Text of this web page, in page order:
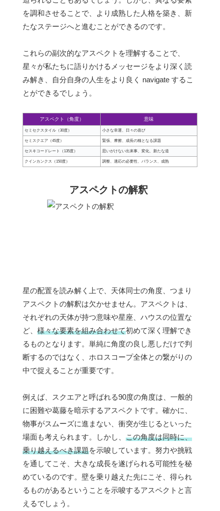
を調和させることで、より成熟した人格を築き、新
たなステージへと進むことができるのです。
これらの副次的なアスペクトを理解することで、
星々が私たちに語りかけるメッセージをより深く読
み解き、自分自身の人生をより良く navigate するこ
とができるでしょう。
アスペクト（角度） 意味
セミセクスタイル（30度） 小さな幸運、日々の喜び
セミスクエア（45度） 緊張、摩擦、成長の糧となる課題
セスキコードレート（135度） 思いがけない出来事、変化、新たな道
クインカンクス（150度） 調整、適応の必要性、バランス、成熟
アスペクトの解釈
星の配置を読み解く上で、天体同士の角度、つまり
アスペクトの解釈は欠かせません。アスペクトは、
それぞれの天体が持つ意味や星座、ハウスの位置な
ど、 様々な要素を組み合わせて初めて深く理解でき
るものとなります。単純に角度の良し悪しだけで判
断するのではなく、ホロスコープ全体との繋がりの
中で捉えることが重要です。
例えば、スクエアと呼ばれる90度の角度は、一般的
に困難や葛藤を暗示するアスペクトです。確かに、
物事がスムーズに進まない、衝突が生じるといった
場面も考えられます。しかし、 この角度は同時に、
乗り越えるべき課題を示唆しています。努力や挑戦
を通してこそ、大きな成長を遂げられる可能性を秘
めているのです。壁を乗り越えた先にこそ、得られ
るものがあるということを示唆するアスペクトと言
えるでしょう。